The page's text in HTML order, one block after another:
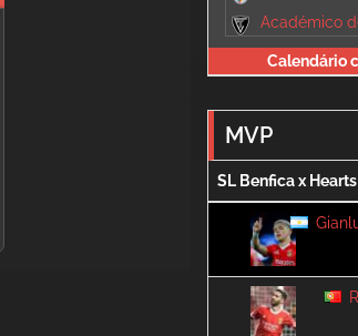
Académico
Calendário
MVP
SL Benfica x Hearts